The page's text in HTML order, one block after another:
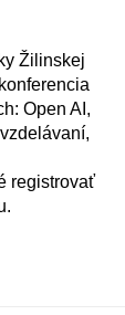
Žilinskej
Open AI,
registrovať